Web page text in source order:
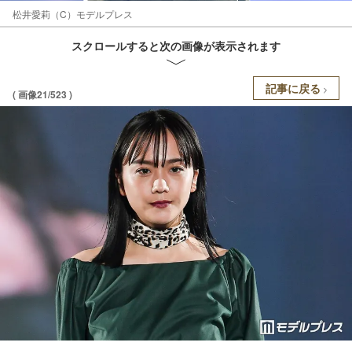
松井愛莉（C）モデルプレス
スクロールすると次の画像が表示されます
( 画像21/523 ) 記事に戻る